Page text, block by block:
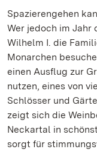
Spazierengehen
Wer jedoch im Jahr
Wilhelm I. die
Monarchen
einen Ausflug zur
nutzen, eines von
Schlösser und
zeigt sich die
Neckartal in
sorgt für